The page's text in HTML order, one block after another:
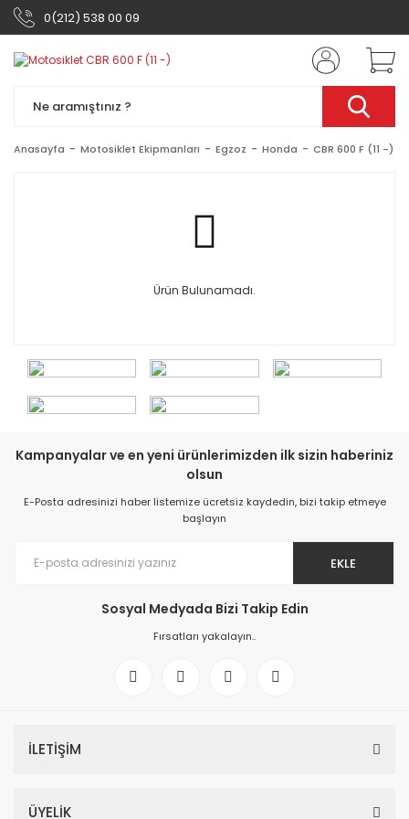
0(212) 538 00 09
Anasayfa Motosiklet Ekipmanları Egzoz Honda CBR 600 F (11 -)
Ürün Bulunamadı.
Kampanyalar ve en yeni ürünlerimizden ilk sizin haberiniz
olsun
E-Posta adresinizi haber listemize ücretsiz kaydedin, bizi takip etmeye
başlayın
EKLE
Sosyal Medyada Bizi Takip Edin
Fırsatları yakalayın..
İLETİŞİM
ÜYELİK